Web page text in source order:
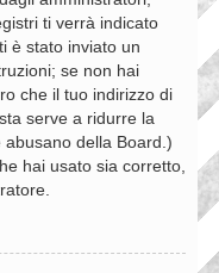
ti verrà indicato
è stato inviato un
se non hai
che il tuo indirizzo di
serve a ridurre la
della Board.)
hai usato sia corretto,